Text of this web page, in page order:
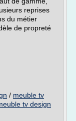
reprises
du métier
de propreté
/ meuble tv
tv design